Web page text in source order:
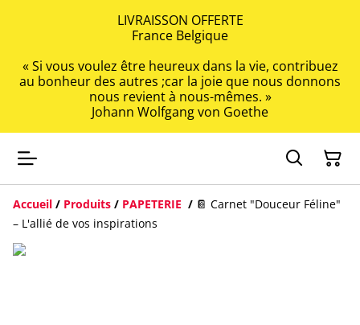
LIVRAISSON OFFERTE
France Belgique
« Si vous voulez être heureux dans la vie, contribuez
au bonheur des autres ;car la joie que nous donnons
nous revient à nous-mêmes. »
Johann Wolfgang von Goethe
Accueil / Produits / PAPETERIE / 📔 Carnet "Douceur Féline"
– L'allié de vos inspirations